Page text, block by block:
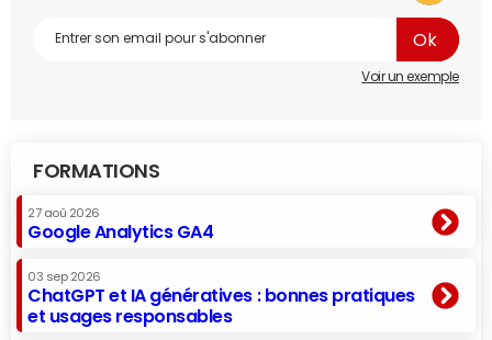
Voir un exemple
FORMATIONS
27 aoû 2026
Google Analytics GA4
03 sep 2026
ChatGPT et IA génératives : bonnes pratiques
et usages responsables